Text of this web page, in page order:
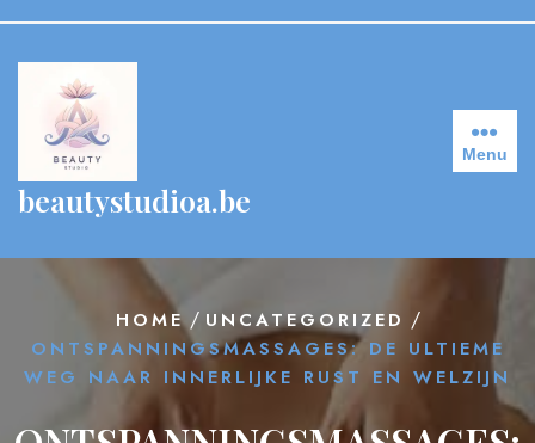
content
beautystudioa.be
Menu
HOME/ UNCATEGORIZED /
ONTSPANNINGSMASSAGES: DE ULTIEME
WEG NAAR INNERLIJKE RUST EN WELZIJN